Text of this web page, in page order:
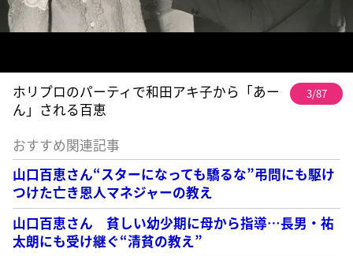
ホリプロのパーティで和田アキ子から「あー
ん」される百恵
3/87
おすすめ関連記事
山口百恵さん“スターになっても驕るな”弔問にも駆け
つけた亡き恩人マネジャーの教え
山口百恵さん 貧しい幼少期に母から指導…長男・祐
太朗にも受け継ぐ“清貧の教え”